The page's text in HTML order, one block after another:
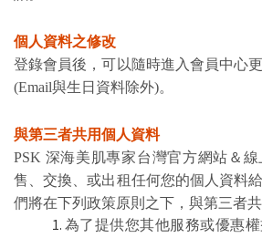
個人資料之修改
登錄會員後，可以隨時進入會員中心
(Email與生日資料除外)。
與第三者共用個人資料
PSK 深海美肌專家台灣官方網站＆
售、交換、或出租任何您的個人資料
們將在下列政策原則之下，與第三者
為了提供您其他服務或優惠